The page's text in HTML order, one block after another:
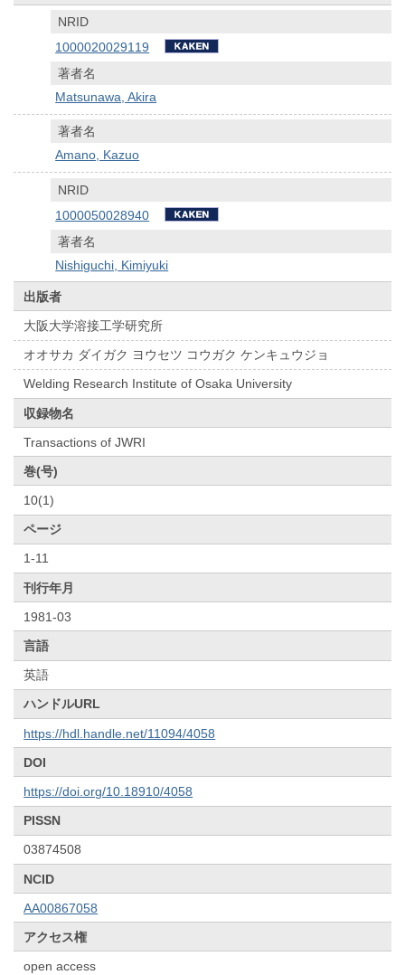
NRID
1000020029119
著者名
Matsunawa, Akira
著者名
Amano, Kazuo
NRID
1000050028940
著者名
Nishiguchi, Kimiyuki
出版者
大阪大学溶接工学研究所
オオサカ ダイガク ヨウセツ コウガク ケンキュウジョ
Welding Research Institute of Osaka University
収録物名
Transactions of JWRI
巻(号)
10(1)
ページ
1-11
刊行年月
1981-03
言語
英語
ハンドルURL
https://hdl.handle.net/11094/4058
DOI
https://doi.org/10.18910/4058
PISSN
03874508
NCID
AA00867058
アクセス権
open access